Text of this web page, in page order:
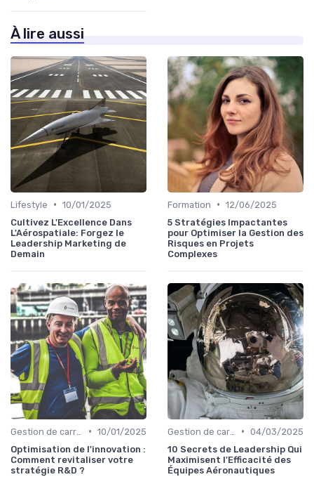
À lire aussi
Lifestyle • 10/01/2025
Cultivez L'Excellence Dans
L'Aérospatiale: Forgez le
Leadership Marketing de
Demain
Formation • 12/06/2025
5 Stratégies Impactantes
pour Optimiser la Gestion des
Risques en Projets
Complexes
• 10/01/2025
Optimisation de l'innovation :
Comment revitaliser votre
stratégie R&D ?
• 04/03/2025
10 Secrets de Leadership Qui
Maximisent l'Efficacité des
Équipes Aéronautiques